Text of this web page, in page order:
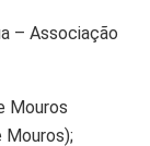
– Associação
Mouros
Mouros);